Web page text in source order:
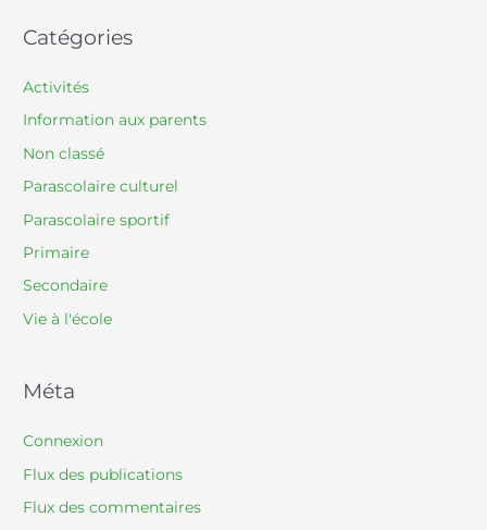
Catégories
Activités
Information aux parents
Non classé
Parascolaire culturel
Parascolaire sportif
Primaire
Secondaire
Vie à l'école
Méta
Connexion
Flux des publications
Flux des commentaires